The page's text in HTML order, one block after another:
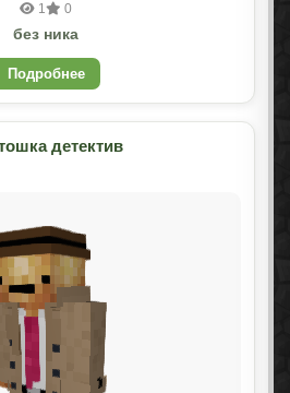
1 0
без ника
Подробнее
детектив